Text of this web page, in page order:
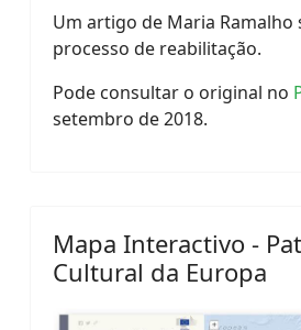
Um artigo de Maria Ramalho
processo de reabilitação.
Pode consultar o original no
setembro de 2018.
Mapa Interactivo -
Cultural da Europa